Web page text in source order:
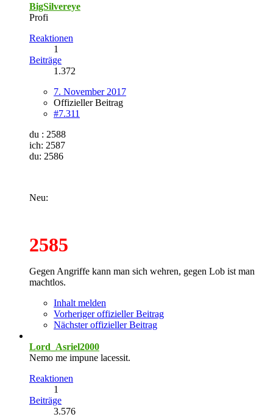
BigSilvereye
Profi
Reaktionen
1
Beiträge
1.372
7. November 2017
Offizieller Beitrag
#7.311
du : 2588
ich: 2587
du: 2586
Neu:
2585
Gegen Angriffe kann man sich wehren, gegen Lob ist man
machtlos.
Inhalt melden
Vorheriger offizieller Beitrag
Nächster offizieller Beitrag
Lord_Asriel2000
Nemo me impune lacessit.
Reaktionen
1
Beiträge
3.576